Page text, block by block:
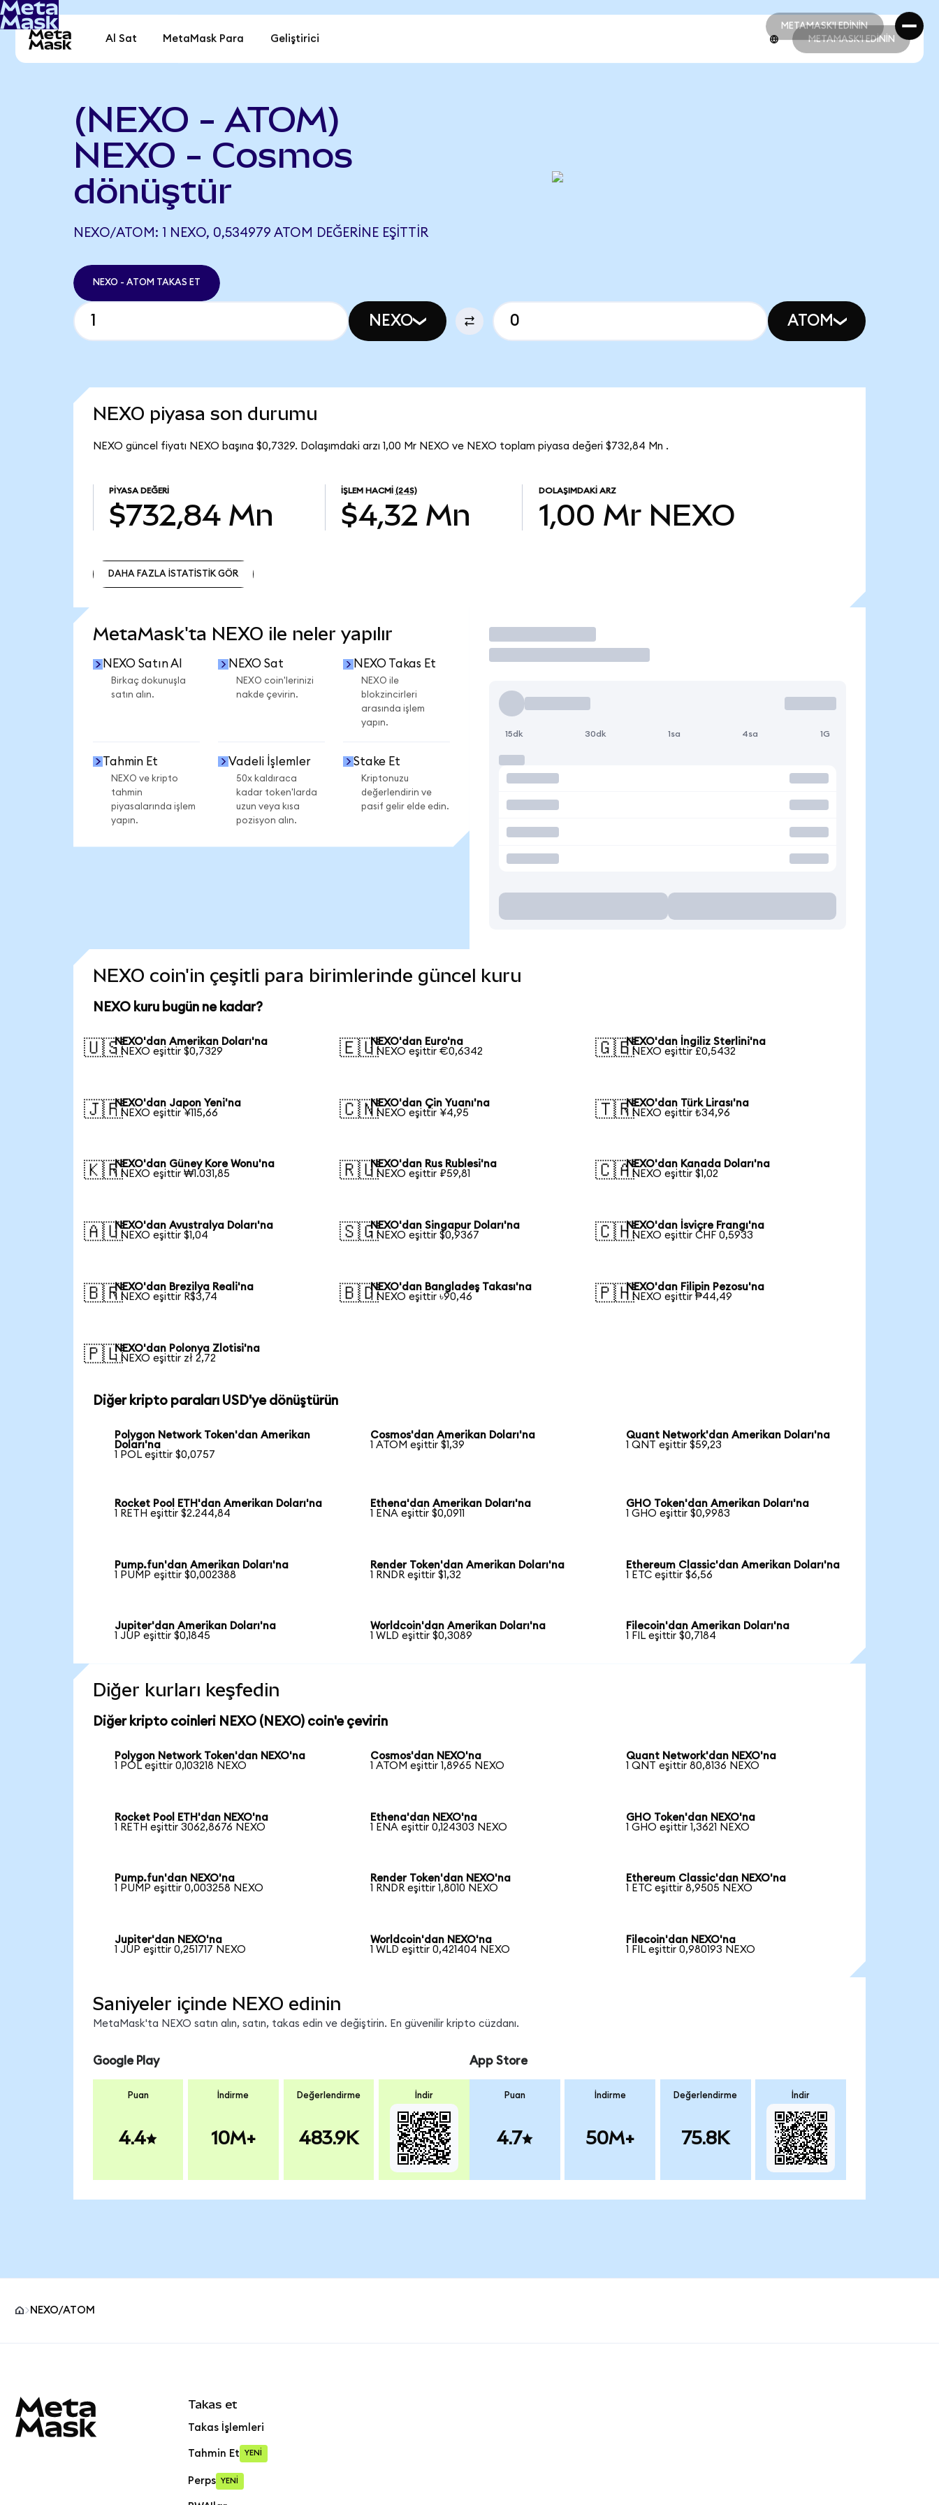
METAMASK'I EDİNİN
METAMASK'I EDİNİN
Al Sat MetaMask Para Geliştirici METAMASK'I EDİNİN
(NEXO - ATOM)
NEXO - Cosmos
dönüştür
NEXO/ATOM: 1 NEXO, 0,534979 ATOM DEĞERINE EŞITTIR
NEXO - ATOM TAKAS ET
NEXO ATOM
NEXO piyasa son durumu
NEXO güncel fiyatı NEXO başına $0,7329. Dolaşımdaki arzı 1,00 Mr NEXO ve NEXO toplam piyasa değeri $732,84 Mn .
PIYASA DEĞERI
$732,84 Mn
İŞLEM HACMI (24S)
$4,32 Mn
DOLAŞIMDAKI ARZ
1,00 Mr NEXO
DAHA FAZLA İSTATİSTİK GÖR
MetaMask'ta NEXO ile neler yapılır
NEXO Satın Al
Birkaç dokunuşla
satın alın.
NEXO Sat
NEXO coin'lerinizi
nakde çevirin.
NEXO Takas Et
NEXO ile
blokzincirleri
arasında işlem
yapın.
Tahmin Et
NEXO ve kripto
tahmin
piyasalarında işlem
yapın.
Vadeli İşlemler
50x kaldıraca
kadar token'larda
uzun veya kısa
pozisyon alın.
Stake Et
Kriptonuzu
değerlendirin ve
pasif gelir elde edin.
İşlem Yap
15dk 30dk 1sa 4sa 1G
NEXO coin'in çeşitli para birimlerinde güncel kuru
NEXO kuru bugün ne kadar?
🇺🇸NEXO'dan Amerikan Doları'na
1 NEXO eşittir $0,7329
🇪🇺NEXO'dan Euro'na
1 NEXO eşittir €0,6342
🇬🇧NEXO'dan İngiliz Sterlini'na
1 NEXO eşittir £0,5432
🇯🇵NEXO'dan Japon Yeni'na
1 NEXO eşittir ¥115,66
🇨🇳NEXO'dan Çin Yuanı'na
1 NEXO eşittir ¥4,95
🇹🇷NEXO'dan Türk Lirası'na
1 NEXO eşittir ₺34,96
🇰🇷NEXO'dan Güney Kore Wonu'na
1 NEXO eşittir ₩1.031,85
🇷🇺NEXO'dan Rus Rublesi'na
1 NEXO eşittir ₽59,81
🇨🇦NEXO'dan Kanada Doları'na
1 NEXO eşittir $1,02
🇦🇺NEXO'dan Avustralya Doları'na
1 NEXO eşittir $1,04
🇸🇬NEXO'dan Singapur Doları'na
1 NEXO eşittir $0,9367
🇨🇭NEXO'dan İsviçre Frangı'na
1 NEXO eşittir CHF 0,5933
🇧🇷NEXO'dan Brezilya Reali'na
1 NEXO eşittir R$3,74
🇧🇩NEXO'dan Bangladeş Takası'na
1 NEXO eşittir ৳90,46
🇵🇭NEXO'dan Filipin Pezosu'na
1 NEXO eşittir ₱44,49
🇵🇱NEXO'dan Polonya Zlotisi'na
1 NEXO eşittir zł 2,72
Diğer kripto paraları USD'ye dönüştürün
Polygon Network Token'dan Amerikan
Doları'na
1 POL eşittir $0,0757
Cosmos'dan Amerikan Doları'na
1 ATOM eşittir $1,39
Quant Network'dan Amerikan Doları'na
1 QNT eşittir $59,23
Rocket Pool ETH'dan Amerikan Doları'na
1 RETH eşittir $2.244,84
Ethena'dan Amerikan Doları'na
1 ENA eşittir $0,0911
GHO Token'dan Amerikan Doları'na
1 GHO eşittir $0,9983
Pump.fun'dan Amerikan Doları'na
1 PUMP eşittir $0,002388
Render Token'dan Amerikan Doları'na
1 RNDR eşittir $1,32
Ethereum Classic'dan Amerikan Doları'na
1 ETC eşittir $6,56
Jupiter'dan Amerikan Doları'na
1 JUP eşittir $0,1845
Worldcoin'dan Amerikan Doları'na
1 WLD eşittir $0,3089
Filecoin'dan Amerikan Doları'na
1 FIL eşittir $0,7184
Diğer kurları keşfedin
Diğer kripto coinleri NEXO (NEXO) coin'e çevirin
Polygon Network Token'dan NEXO'na
1 POL eşittir 0,103218 NEXO
Cosmos'dan NEXO'na
1 ATOM eşittir 1,8965 NEXO
Quant Network'dan NEXO'na
1 QNT eşittir 80,8136 NEXO
Rocket Pool ETH'dan NEXO'na
1 RETH eşittir 3062,8676 NEXO
Ethena'dan NEXO'na
1 ENA eşittir 0,124303 NEXO
GHO Token'dan NEXO'na
1 GHO eşittir 1,3621 NEXO
Pump.fun'dan NEXO'na
1 PUMP eşittir 0,003258 NEXO
Render Token'dan NEXO'na
1 RNDR eşittir 1,8010 NEXO
Ethereum Classic'dan NEXO'na
1 ETC eşittir 8,9505 NEXO
Jupiter'dan NEXO'na
1 JUP eşittir 0,251717 NEXO
Worldcoin'dan NEXO'na
1 WLD eşittir 0,421404 NEXO
Filecoin'dan NEXO'na
1 FIL eşittir 0,980193 NEXO
Saniyeler içinde NEXO edinin
MetaMask'ta NEXO satın alın, satın, takas edin ve değiştirin. En güvenilir kripto cüzdanı.
Google Play
Puan
4.4
İndirme
10M+
Değerlendirme
483.9K
İndir
App Store
Puan
4.7
İndirme
50M+
Değerlendirme
75.8K
İndir
NEXO/ATOM
Takas et
Takas İşlemleri
Tahmin Et YENİ
Perps YENİ